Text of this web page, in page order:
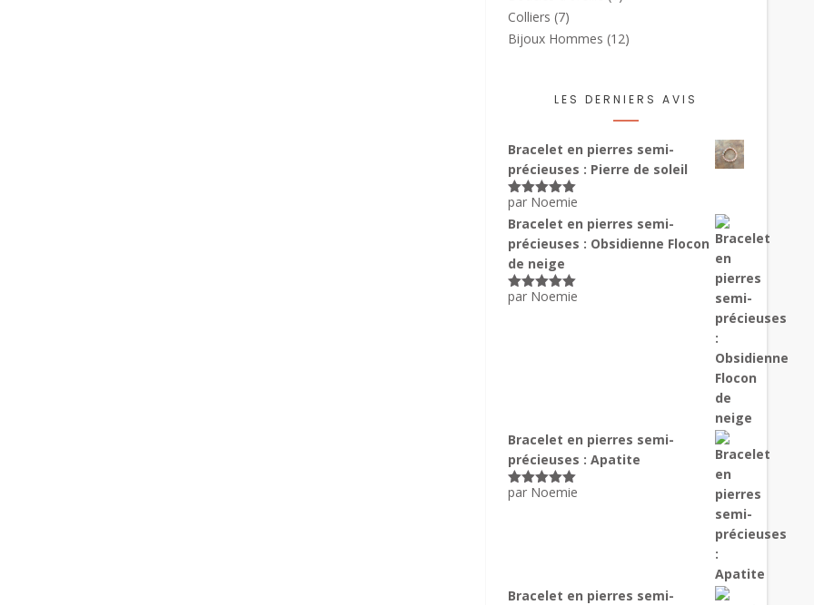
Colliers (7)
Bijoux Hommes (12)
LES DERNIERS AVIS
Bracelet en pierres semi-
précieuses : Pierre de soleil
Note5sur
5
par Noemie
Bracelet en pierres semi-
précieuses : Obsidienne Flocon
de neige
Note5sur
par Noemie
Bracelet en pierres semi-
précieuses : Apatite
Note5sur
par Noemie
Bracelet en pierres semi-